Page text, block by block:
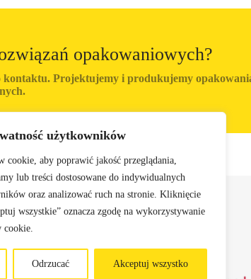
użytkowników
cookie, aby poprawić jakość przeglądania,
lub treści dostosowane do indywidualnych
oraz analizować ruch na stronie. Kliknięcie
wszystkie” oznacza zgodę na wykorzystywanie
cookie.
Odrzucać Akceptuj wszystko
opakowaniowych?
kontaktu. Projektujemy i produkujemy
and reusable transport containers.